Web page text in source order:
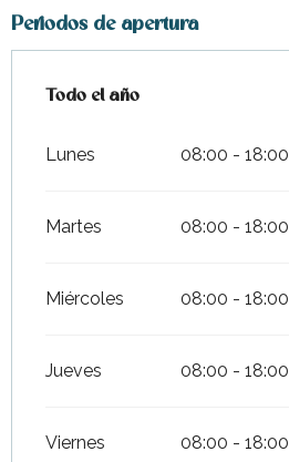
Periodos de apertura
Todo el año
Todo el año
Lunes 08:00 - 18:00
Martes 08:00 - 18:00
Miércoles 08:00 - 18:00
Jueves 08:00 - 18:00
Viernes 08:00 - 18:00